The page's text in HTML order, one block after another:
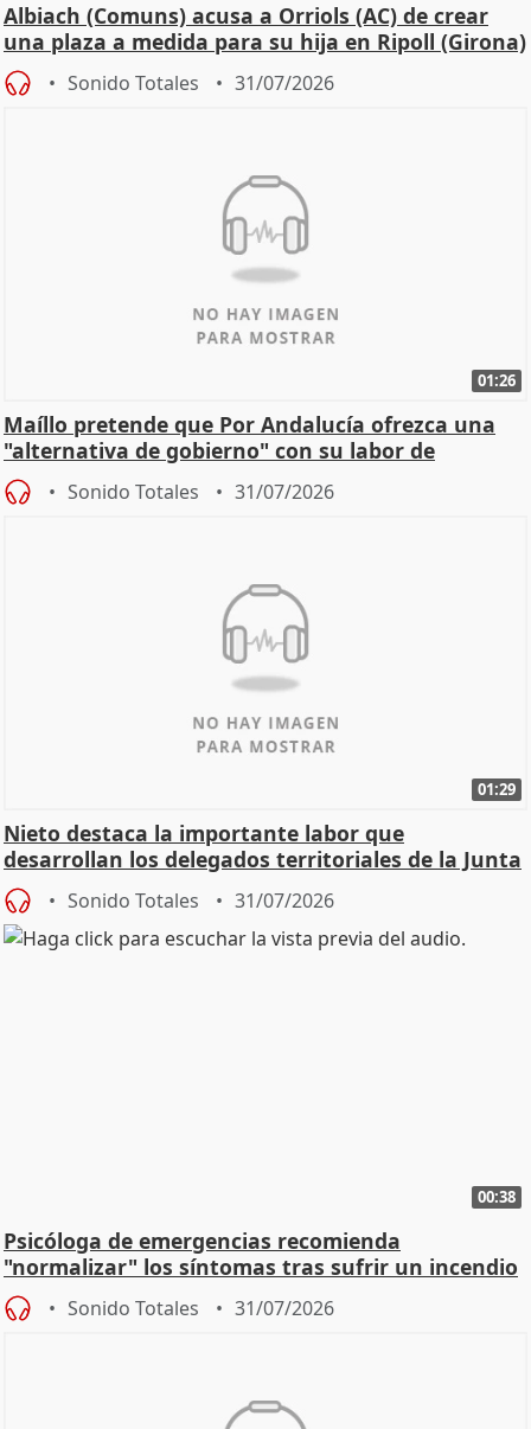
Albiach (Comuns) acusa a Orriols (AC) de crear
una plaza a medida para su hija en Ripoll (Girona)
Sonido Totales 31/07/2026
01:26
Maíllo pretende que Por Andalucía ofrezca una
"alternativa de gobierno" con su labor de
oposición
Sonido Totales 31/07/2026
01:29
Nieto destaca la importante labor que
desarrollan los delegados territoriales de la Junta
Sonido Totales 31/07/2026
00:38
Psicóloga de emergencias recomienda
"normalizar" los síntomas tras sufrir un incendio
Sonido Totales 31/07/2026